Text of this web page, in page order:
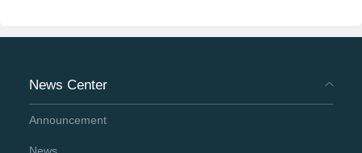
News Center
Announcement